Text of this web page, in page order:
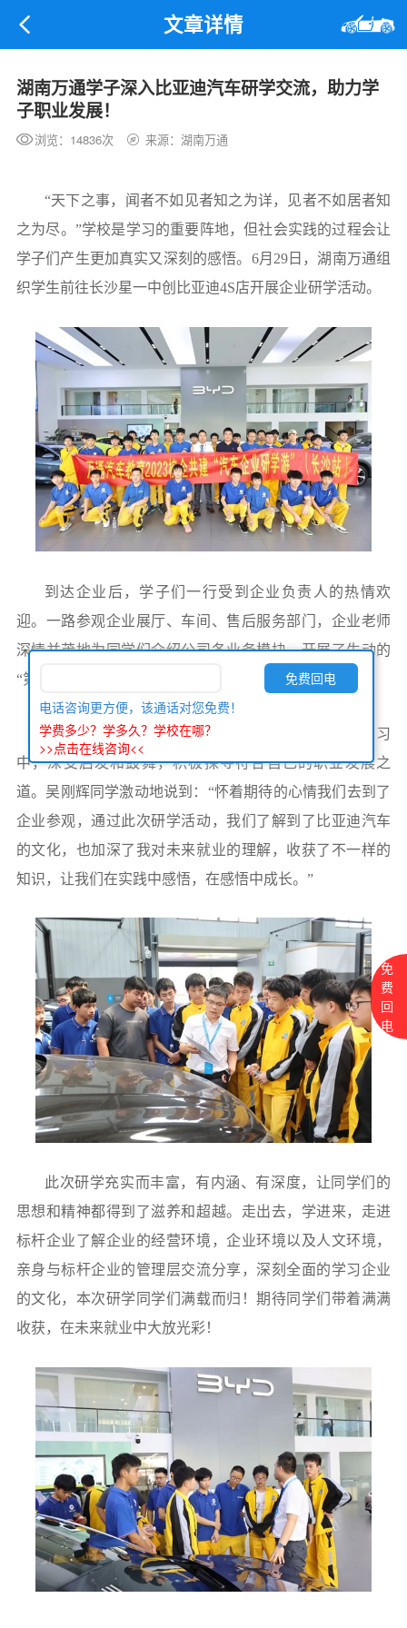
文章详情
湖南万通学子深入比亚迪汽车研学交流，助力学
子职业发展！
浏览：14836次 来源：湖南万通
“天下之事，闻者不如见者知之为详，见者不如居者知
之为尽。”学校是学习的重要阵地，但社会实践的过程会让
学子们产生更加真实又深刻的感悟。6月29日，湖南万通组
织学生前往长沙星一中创比亚迪4S店开展企业研学活动。
到达企业后，学子们一行受到企业负责人的热情欢
迎。一路参观企业展厅、车间、售后服务部门，企业老师
深情并茂地为同学们介绍公司各业务模块，开展了生动的
“第二课堂”。
同学们以饱满的热情，轻松的心态，投入到参访学习
中，深受启发和鼓舞，积极探寻符合自己的职业发展之
道。吴刚辉同学激动地说到：“怀着期待的心情我们去到了
企业参观，通过此次研学活动，我们了解到了比亚迪汽车
的文化，也加深了我对未来就业的理解，收获了不一样的
知识，让我们在实践中感悟，在感悟中成长。”
此次研学充实而丰富，有内涵、有深度，让同学们的
思想和精神都得到了滋养和超越。走出去，学进来，走进
标杆企业了解企业的经营环境，企业环境以及人文环境，
亲身与标杆企业的管理层交流分享，深刻全面的学习企业
的文化，本次研学同学们满载而归！期待同学们带着满满
收获，在未来就业中大放光彩！
免
费
回
电
电话咨询更方便，该通话对您免费！
学费多少？学多久？学校在哪？
>>点击在线咨询<<